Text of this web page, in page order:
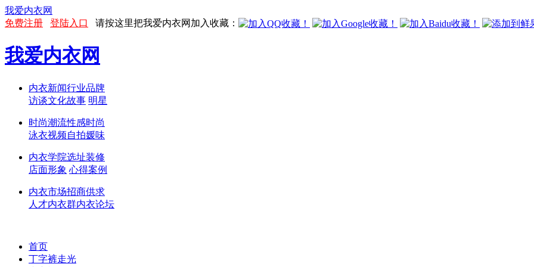
我爱内衣网
免费注册
登陆入口 请按这里把我爱内衣网加入收藏：
我爱内衣网
内衣新闻行业品牌
访谈文化故事 明星
时尚潮流性感时尚
泳衣视频自拍媛味
内衣学院选址装修
店面形象 心得案例
内衣市场招商供求
人才内衣群内衣论坛
首页
丁字裤走光